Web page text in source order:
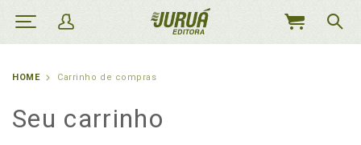
MEU
HOME Carrinho de compras
Seu carrinho